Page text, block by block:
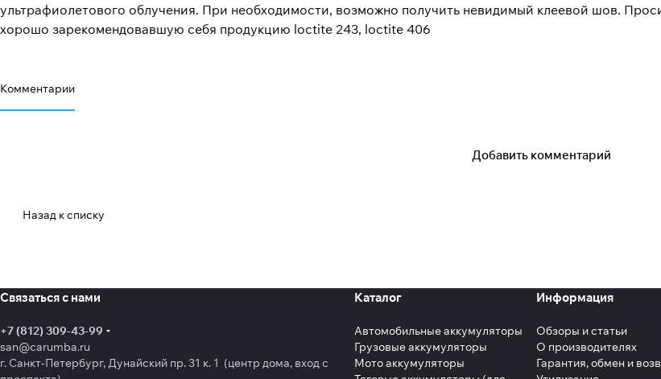
ультрафиолетового облучения. При необходимости, возможно получить невидимый клеевой шов.
хорошо зарекомендовавшую себя продукцию loctite 243, loctite 406
Комментарии
Добавить комментарий
Назад к списку
Связаться с нами
+7 (812) 309-43-99
san@carumba.ru
г. Санкт-Петербург, Дунайский пр. 31 к. 1 (центр дома, вход с
Каталог
Автомобильные аккумуляторы
Грузовые аккумуляторы
Мото аккумуляторы
Информация
Обзоры и статьи
О производителях
Гарантия, обмен и